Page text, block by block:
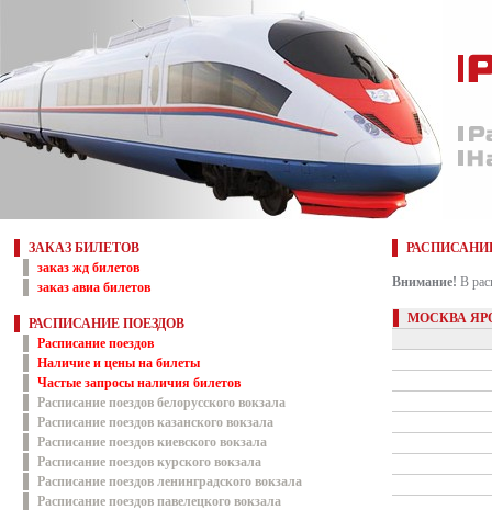
ЗАКАЗ БИЛЕТОВ
заказ жд билетов
заказ авиа билетов
РАСПИСАНИЕ ПОЕЗДОВ
Расписание поездов
Наличие и цены на билеты
Частые запросы наличия билетов
Расписание поездов белорусского вокзала
Расписание поездов казанского вокзала
Расписание поездов киевского вокзала
Расписание поездов курского вокзала
Расписание поездов ленинградского вокзала
Расписание поездов павелецкого вокзала
Внимание! В
МОСКВА